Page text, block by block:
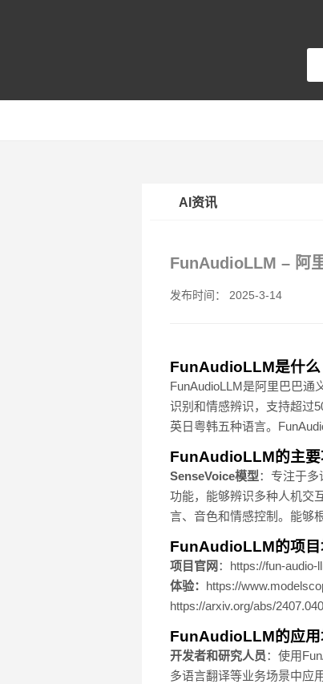
AI资讯
FunAudioLLM – 阿
发布时间： 2025-3-14
FunAudioLLM是什么
FunAudioLLM是阿里巴巴通
识别和情感辨识，支持超过
英日粤韩五种语言。
FunAudioLLM的主要
SenseVoice模型：专注于
功能，能够辨识多种人机交
言、音色和情感控制。能够
FunAudioLLM的项目
项目官网 ：https://fun-audio-
体验： https://
https://arxiv.org/abs/
FunAudioLLM的应用
开发者和研究人员：使用
多语言翻译等业务场景中应